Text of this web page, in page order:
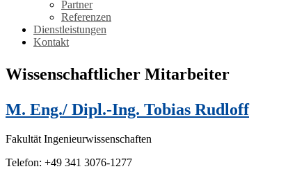
Partner
Referenzen
Dienstleistungen
Kontakt
Wissenschaftlicher Mitarbeiter
M. Eng./ Dipl.-Ing. Tobias Rudloff
Fakultät Ingenieurwissenschaften
Telefon: +49 341 3076-1277